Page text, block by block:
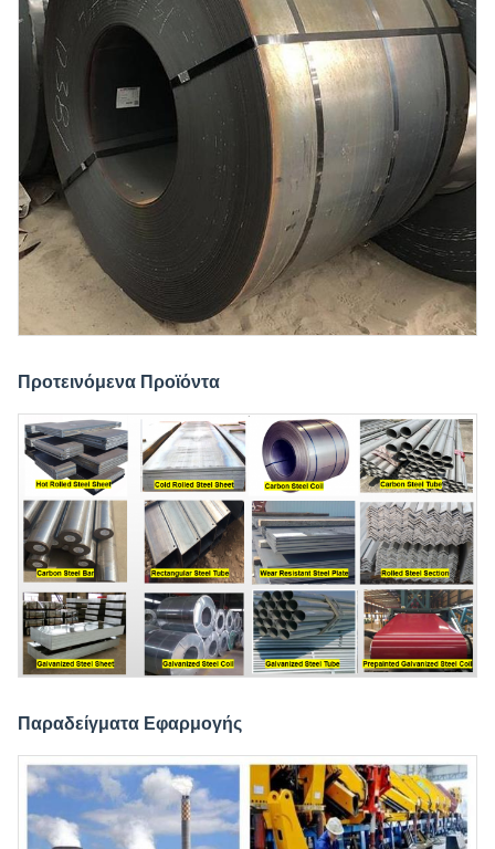
Προτεινόμενα Προϊόντα
Παραδείγματα Εφαρμογής